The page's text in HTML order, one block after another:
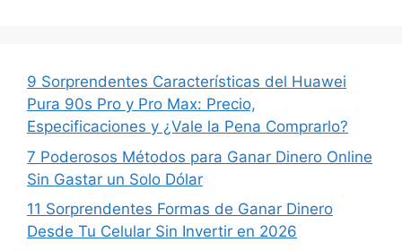
9 Sorprendentes Características del Huawei
Pura 90s Pro y Pro Max: Precio,
Especificaciones y ¿Vale la Pena Comprarlo?
7 Poderosos Métodos para Ganar Dinero Online
Sin Gastar un Solo Dólar
11 Sorprendentes Formas de Ganar Dinero
Desde Tu Celular Sin Invertir en 2026